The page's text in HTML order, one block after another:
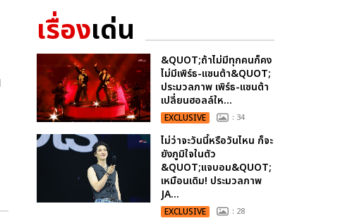
เรื่องเด่น
&QUOT;ถ้าไม่มีทุกคนก็คง
ไม่มีเพิร์ธ-แซนต้า&QUOT;
ประมวลภาพ เพิร์ธ-แซนต้า
เปลี่ยนฮอลล์ให...
EXCLUSIVE : 34
ไม่ว่าจะวันนี้หรือวันไหน ก็จะ
ยังภูมิใจในตัว
&QUOT;แจบอม&QUOT;
เหมือนเดิม! ประมวลภาพ
JA...
EXCLUSIVE : 28